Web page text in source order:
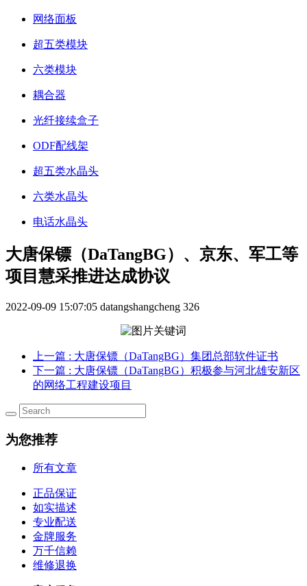
网络面板
超五类模块
六类模块
耦合器
光纤接续盒子
ODF配线架
超五类水晶头
六类水晶头
电话水晶头
大唐保镖（DaTangBG）、京东、军工等
项目慧采推进达成协议
2022-09-09 15:07:05 datangshangcheng 326
上一篇 : 大唐保镖（DaTangBG）集团总部软件证书
下一篇 : 大唐保镖（DaTangBG）积极参与河北雄安新区
的网络工程建设项目
为您推荐
所有文章
正品保证
如实描述
专业配送
金牌服务
万千信赖
维修退换